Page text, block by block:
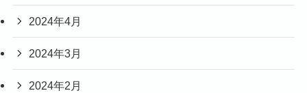
2024年4月
2024年3月
2024年2月